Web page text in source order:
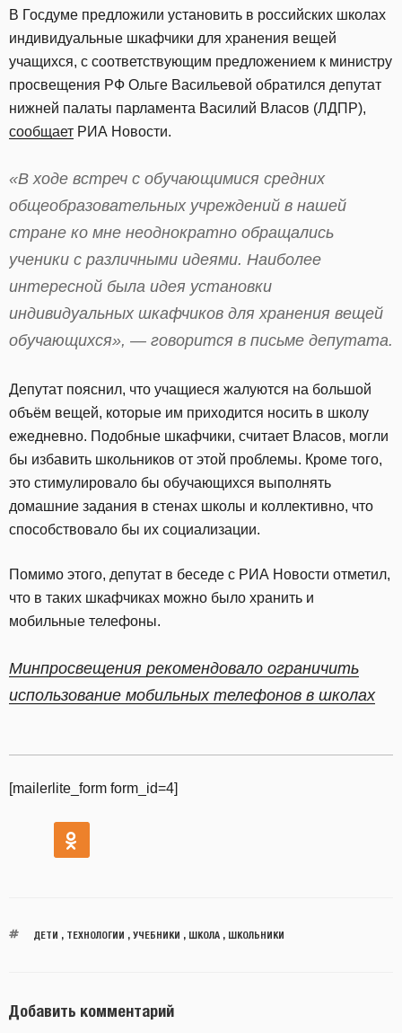
В Госдуме предложили установить в российских школах
индивидуальные шкафчики для хранения вещей
учащихся, с соответствующим предложением к министру
просвещения РФ Ольге Васильевой обратился депутат
нижней палаты парламента Василий Власов (ЛДПР),
сообщает РИА Новости.
«В ходе встреч с обучающимися средних
общеобразовательных учреждений в нашей
стране ко мне неоднократно обращались
ученики с различными идеями. Наиболее
интересной была идея установки
индивидуальных шкафчиков для хранения вещей
обучающихся», — говорится в письме депутата.
Депутат пояснил, что учащиеся жалуются на большой
объём вещей, которые им приходится носить в школу
ежедневно. Подобные шкафчики, считает Власов, могли
бы избавить школьников от этой проблемы. Кроме того,
это стимулировало бы обучающихся выполнять
домашние задания в стенах школы и коллективно, что
способствовало бы их социализации.
Помимо этого, депутат в беседе с РИА Новости отметил,
что в таких шкафчиках можно было хранить и
мобильные телефоны.
Минпросвещения рекомендовало ограничить
использование мобильных телефонов в школах
[mailerlite_form form_id=4]
ДЕТИ ТЕХНОЛОГИИ УЧЕБНИКИ ШКОЛА, ШКОЛЬНИКИ
Добавить комментарий